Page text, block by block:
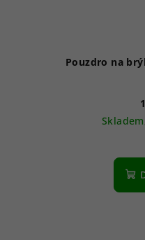
Pouzdro na